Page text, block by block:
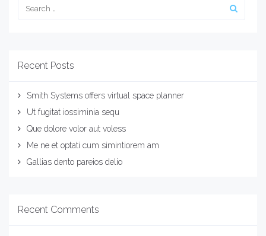
Recent Posts
Smith Systems offers virtual space planner
Ut fugitat iossiminia sequ
Que dolore volor aut voless
Me ne et optati cum simintiorem am
Gallias dento pareios delio
Recent Comments